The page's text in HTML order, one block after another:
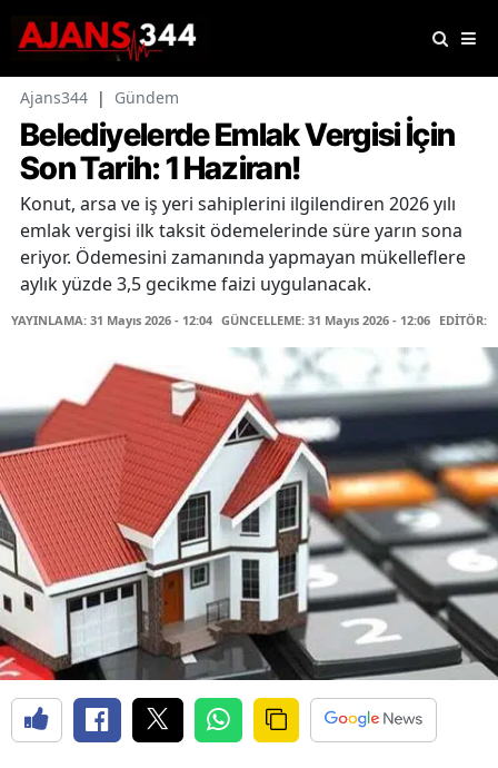
Ajans344 | Gündem
Belediyelerde Emlak Vergisi İçin
Son Tarih: 1 Haziran!
Konut, arsa ve iş yeri sahiplerini ilgilendiren 2026 yılı
emlak vergisi ilk taksit ödemelerinde süre yarın sona
eriyor. Ödemesini zamanında yapmayan mükelleflere
aylık yüzde 3,5 gecikme faizi uygulanacak.
YAYINLAMA: 31 Mayıs 2026 - 12:04 GÜNCELLEME: 31 Mayıs 2026 - 12:06 EDİTÖR: